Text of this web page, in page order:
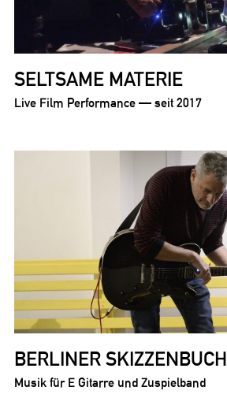
SELTSAME MATERIE
Live Film Performance — seit 2017
BERLINER SKIZZENBUCH
Musik für E Gitarre und Zuspielband